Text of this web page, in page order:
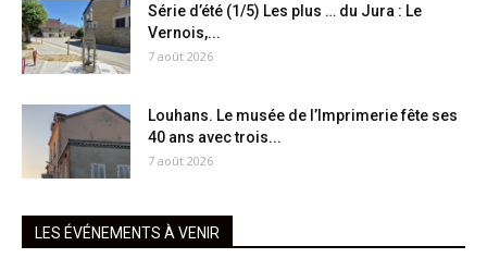
Série d’été (1/5) Les plus … du Jura : Le
Vernois,...
7 août 2026
Louhans. Le musée de l’Imprimerie fête ses
40 ans avec trois...
7 août 2026
LES ÉVÉNEMENTS À VENIR